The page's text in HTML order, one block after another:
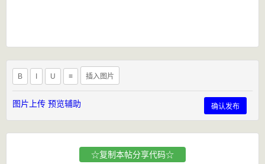
B U ≡ 插入图片
图片上传 预览辅助 确认发布
☆复制本帖分享代码☆